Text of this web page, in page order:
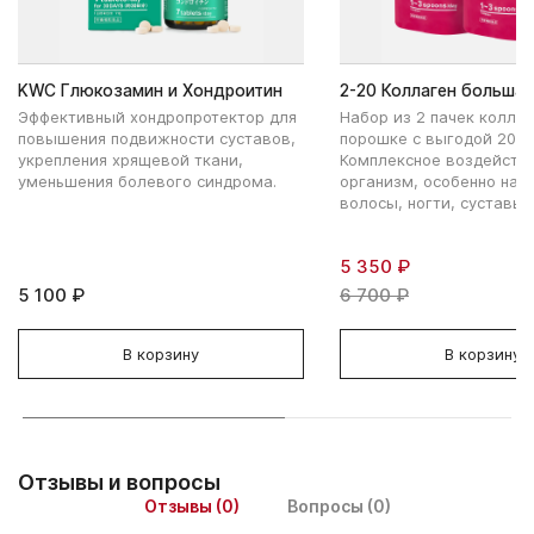
KWC Глюкозамин и Хондроитин
Эффективный хондропротектор для
повышения подвижности суставов,
укрепления хрящевой ткани,
уменьшения болевого синдрома.
5 100 ₽
В корзину
2-20 Коллаген
Набор из 2 пачек
порошке с выгодой 20%.
Комплексное
организм, особенно на
волосы, ногти,
5 350 ₽
6 700 ₽
В корзину
Отзывы и вопросы
Отзывы (0) Вопросы (0)